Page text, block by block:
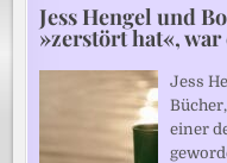
Jess Hengel und
»zerstört hat«, war
Jess
einer